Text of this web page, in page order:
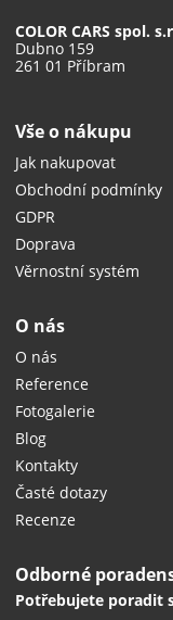
COLOR CARS spol.
Dubno 159
261 01 Příbram
Vše o nákupu
Jak nakupovat
Obchodní podmínky
GDPR
Doprava
Věrnostní systém
O nás
O nás
Reference
Fotogalerie
Blog
Kontakty
Časté dotazy
Recenze
Odborné
Potřebujete poradit